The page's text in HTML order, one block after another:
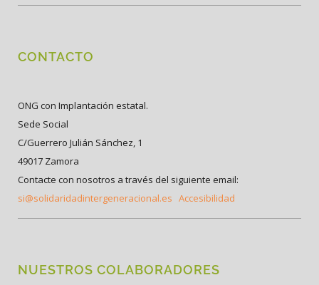
CONTACTO
ONG con Implantación estatal.
Sede Social
C/Guerrero Julián Sánchez, 1
49017 Zamora
Contacte con nosotros a través del siguiente email:
si@solidaridadintergeneracional.es Accesibilidad
NUESTROS COLABORADORES